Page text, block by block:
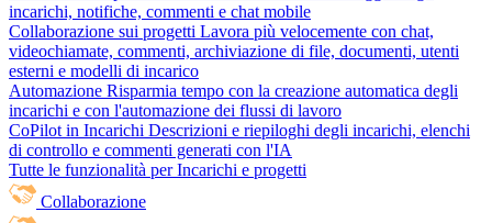
incarichi, notifiche, commenti e chat mobile
Collaborazione sui progetti Lavora più velocemente con chat,
videochiamate, commenti, archiviazione di file, documenti, utenti
esterni e modelli di incarico
Automazione Risparmia tempo con la creazione automatica degli
incarichi e con l'automazione dei flussi di lavoro
CoPilot in Incarichi Descrizioni e riepiloghi degli incarichi, elenchi
di controllo e commenti generati con l'IA
Tutte le funzionalità per Incarichi e progetti
Collaborazione